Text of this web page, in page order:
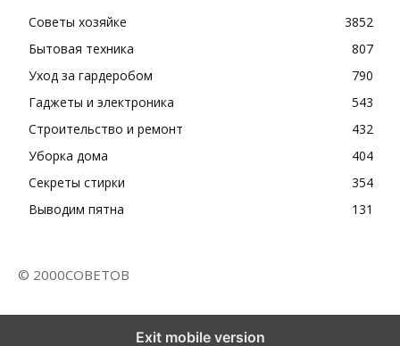
Советы хозяйке
3852
Бытовая техника
807
Уход за гардеробом
790
Гаджеты и электроника
543
Строительство и ремонт
432
Уборка дома
404
Секреты стирки
354
Выводим пятна
131
© 2000СОВЕТОВ
Exit mobile version